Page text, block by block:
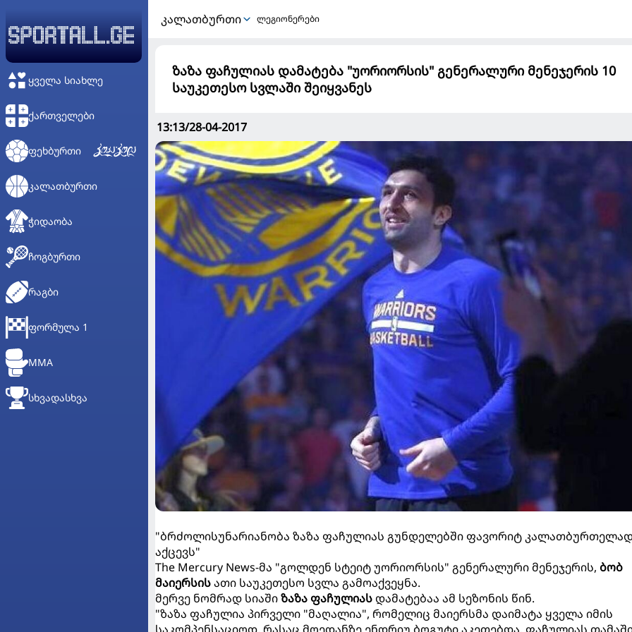
ᲧᲕᲔᲚᲐ ᲡᲘᲐᲮᲚᲔ
ᲥᲐᲠᲗᲕᲔᲚᲔᲑᲘ
ᲤᲔᲮᲑᲣᲠᲗᲘ
ᲙᲐᲚᲐᲗᲑᲣᲠᲗᲘ
ᲭᲘᲓᲐᲝᲑᲐ
ᲩᲝᲒᲑᲣᲠᲗᲘ
ᲠᲐᲒᲑᲘ
ᲤᲝᲠᲛᲣᲚᲐ 1
MMA
ᲡᲮᲕᲐᲓᲐᲡᲮᲕᲐ
ᲙᲐᲚᲐᲗᲑᲣᲠᲗᲘ ლეგიონერები
ზაზა ფაჩულიას დამატება "უორიორსის" გენერალური მენეჯერის 10
საუკეთესო სვლაში შეიყვანეს
13:13/28-04-2017
"ბრძოლისუნარიანობა ზაზა ფაჩულიას გუნდელებში ფავორიტ
აქცევს"
The Mercury News-მა "გოლდენ სტეიტ უორიორსის" გენერალური მენეჯერის, ბობ
მაიერსისათი საუკეთესო სვლა გამოაქვეყნა.
მერვე ნომრად სიაშიზაზა ფაჩულიასდამატებაა ამ სეზონის წინ.
"ზაზა ფაჩულია პირველი "მაღალია", რომელიც მაიერსმა დაიმატა ყველა იმის